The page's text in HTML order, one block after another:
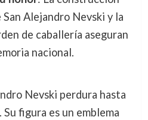
Alejandro Nevski y la
de caballería aseguran
nacional.
Nevski perdura hasta
figura es un emblema